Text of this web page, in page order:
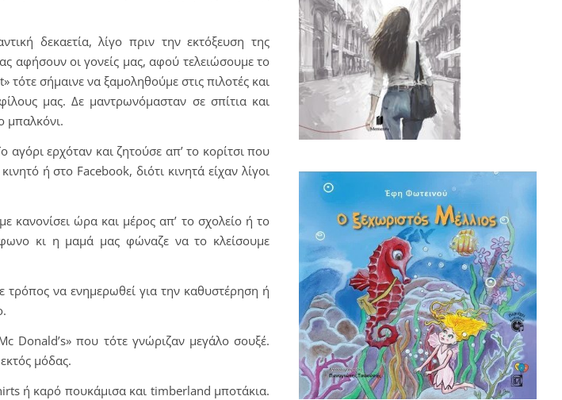
δεκαετία, λίγο πριν την εκτόξευση της
αφήσουν οι γονείς μας, αφού τελειώσουμε το
σήμαινε να ξαμοληθούμε στις πιλοτές και
μας. Δε μαντρωνόμασταν σε σπίτια και
μπαλκόνι.
αγόρι ερχόταν και ζητούσε απ’ το κορίτσι που
ή στο Facebook, διότι κινητά είχαν λίγοι
κανονίσει ώρα και μέρος απ’ το σχολείο ή το
κι η μαμά μας φώναζε να το κλείσουμε
τρόπος να ενημερωθεί για την καθυστέρηση ή
Donald’s» που τότε γνώριζαν μεγάλο σουξέ.
μόδας.
ή καρό πουκάμισα και timberland μποτάκια.